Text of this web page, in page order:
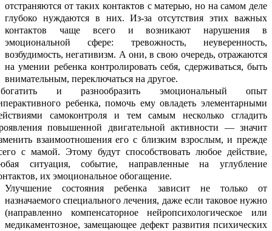
отстраняются от таких контактов с матерью, но на самом деле
глубоко нуждаются в них. Из-за отсутствия этих важных
контактов чаще всего и возникают нарушения в
эмоциональной сфере: тревожность, неуверенность,
возбудимость, негативизм. А они, в свою очередь, отражаются
на умении ребенка контролировать себя, сдерживаться, быть
внимательным, переключаться на другое.
и разнообразить эмоциональный опыт
ребенка, помочь ему овладеть элементарными
самоконтроля и тем самым несколько сгладить
повышенной двигательной активности — значит
взаимоотношения его с близким взрослым, и прежде
с мамой. Этому будут способствовать любое действие,
ситуация, событие, направленные на углубление
их эмоциональное обогащение.
Улучшение состояния ребенка зависит не только от
назначаемого специального лечения, даже если таковое нужно
(направленно компенсаторное нейропсихологическое или
медикаментозное, замещающее дефект развития психических